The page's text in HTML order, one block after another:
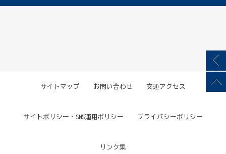
サイトマップ お問い合わせ 交通アクセス
サイトポリシー・SNS運用ポリシー プライバシーポリシー
リンク集